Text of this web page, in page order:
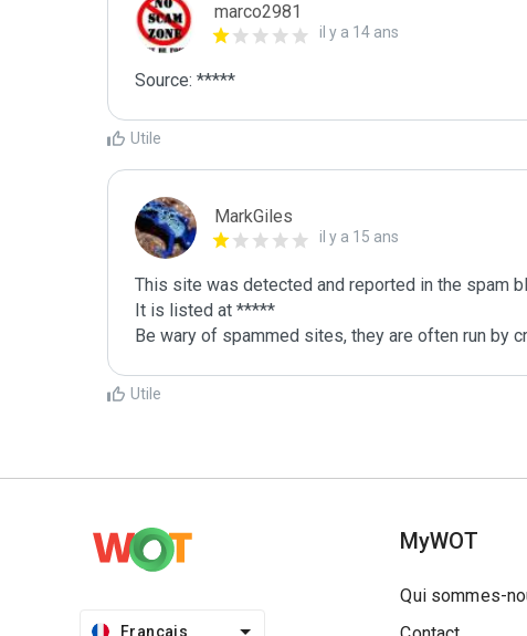
marco2981
il y a 14 ans
Source: *****
Utile
MarkGiles
il y a 15 ans
This site was detected and reported in the spam
It is listed at *****
Be wary of spammed sites, they are often run by
Utile
Français
MyWOT
Qui sommes-